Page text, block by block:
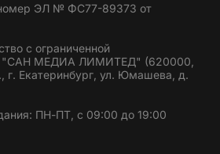
ЭЛ № ФС77-89373 от
с ограниченной
"САН МЕДИА ЛИМИТЕД" (620000,
г. Екатеринбург, ул. Юмашева, д.
ПН-ПТ, с 09:00 до 19:00